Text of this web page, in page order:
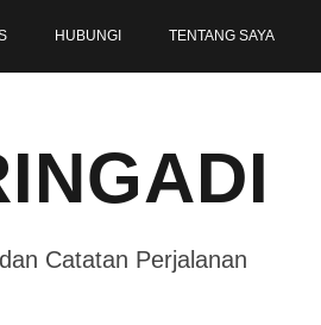
HUBUNGI TENTANG SAYA
Catatan Perjalanan